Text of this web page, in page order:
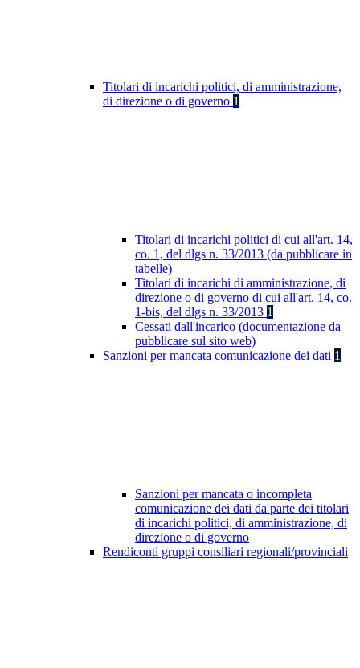
Titolari di incarichi politici, di amministrazione,
di direzione o di governo 1
Titolari di incarichi politici di cui all'art. 14,
co. 1, del dlgs n. 33/2013 (da pubblicare in
tabelle)
Titolari di incarichi di amministrazione, di
direzione o di governo di cui all'art. 14, co.
1-bis, del dlgs n. 33/2013 1
Cessati dall'incarico (documentazione da
pubblicare sul sito web)
Sanzioni per mancata comunicazione dei dati 1
Sanzioni per mancata o incompleta
comunicazione dei dati da parte dei titolari
di incarichi politici, di amministrazione, di
direzione o di governo
Rendiconti gruppi consiliari regionali/provinciali